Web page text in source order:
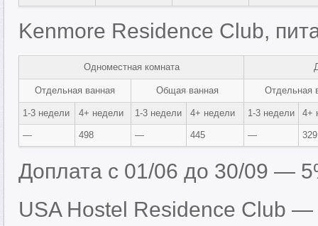
Kenmore Residence Club,
Одноместная комната
Отдельная ванная Общая ванная Отдельная
1-3 недели 4+ недели 1-3 недели 4+ недели 1-3 недели 4+
— 498 — 445 — 329
Доплата с 01/06 до 30/09 —
USA Hostel Residence Club —